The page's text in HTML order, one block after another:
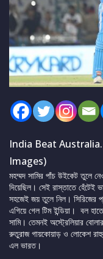
India Beat
Images)
মহম্মদ সামির পাঁচ উইকেট তুলে
দিয়েছিল। সেই রাস্তাতে হেঁটেই
সহজেই জয় তুলে নিল। সিরিজের
এগিয়ে গেল টিম ইন্ডিয়া। বল
সামি। তেমনই অস্ট্রেলিয়ার
রুতুরাজ গায়কোয়াড় ও লোকেশ
এল ভারত।